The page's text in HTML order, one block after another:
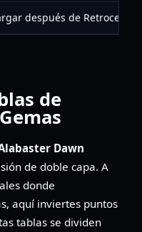
después de Retroceso
de
Dawn
de doble capa. A
donde
aquí inviertes puntos
tablas se dividen